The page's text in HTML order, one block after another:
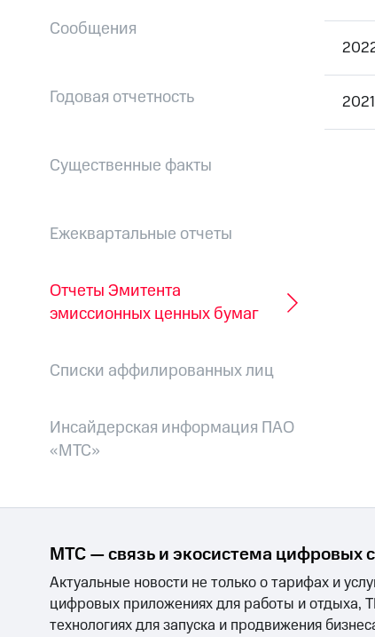
Сообщения
Годовая отчетность
Существенные факты
Ежеквартальные отчеты
Отчеты Эмитента
эмиссионных ценных бумаг
Списки аффилированных лиц
Инсайдерская информация ПАО
«МТС»
2021
МТС — связь и экосистема цифровых
Актуальные новости не только о тарифах и
цифровых приложениях для работы и отдыха,
технологиях для запуска и продвижения